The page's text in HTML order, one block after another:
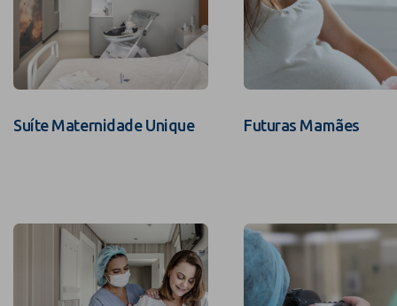
Suíte Maternidade Unique Futuras Mamães